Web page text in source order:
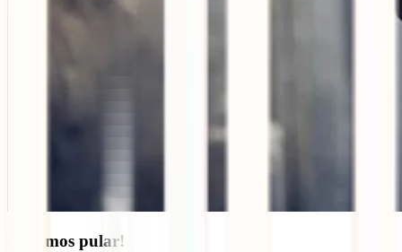
5. Vamos pular!